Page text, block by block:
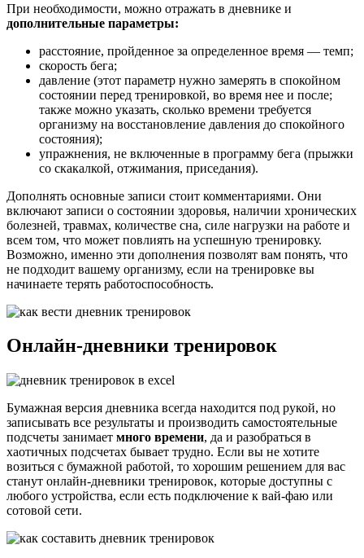
При необходимости, можно отражать в дневнике и
дополнительные параметры:
расстояние, пройденное за определенное время — темп;
скорость бега;
давление (этот параметр нужно замерять в спокойном
состоянии перед тренировкой, во время нее и после;
также можно указать, сколько времени требуется
организму на восстановление давления до спокойного
состояния);
упражнения, не включенные в программу бега (прыжки
со скакалкой, отжимания, приседания).
Дополнять основные записи стоит комментариями. Они
включают записи о состоянии здоровья, наличии хронических
болезней, травмах, количестве сна, силе нагрузки на работе и
всем том, что может повлиять на успешную тренировку.
Возможно, именно эти дополнения позволят вам понять, что
не подходит вашему организму, если на тренировке вы
начинаете терять работоспособность.
Онлайн-дневники тренировок
Бумажная версия дневника всегда находится под рукой, но
записывать все результаты и производить самостоятельные
подсчеты занимает много времени, да и разобраться в
хаотичных подсчетах бывает трудно. Если вы не хотите
возиться с бумажной работой, то хорошим решением для вас
станут онлайн-дневники тренировок, которые доступны с
любого устройства, если есть подключение к вай-фаю или
сотовой сети.